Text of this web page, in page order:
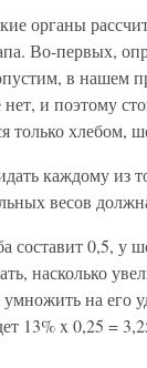
органы
Во-первых,
в нашем
нет, и поэтому
только хлебом,
каждому из
весов
составит 0,5, у
насколько
на его
13% x 0,25 =